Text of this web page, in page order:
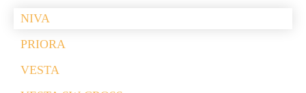
NIVA
PRIORA
VESTA